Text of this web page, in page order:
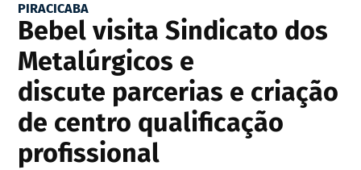
PIRACICABA
Bebel visita Sindicato dos
Metalúrgicos e
discute parcerias e criação
de centro qualificação
profissional